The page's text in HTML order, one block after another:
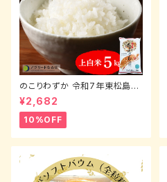
のこりわずか 令和7年東松島野
蒜産 ひとめぼれ（上白米）5kg
¥2,682
10%OFF